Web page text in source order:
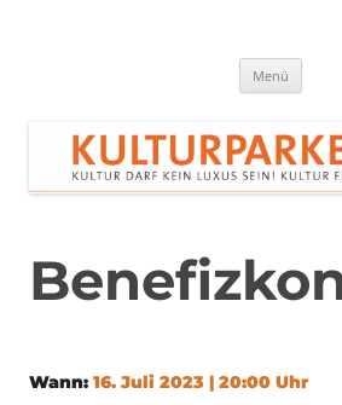
Menü
Wann: 16. Juli 2023 | 20:00 Uhr